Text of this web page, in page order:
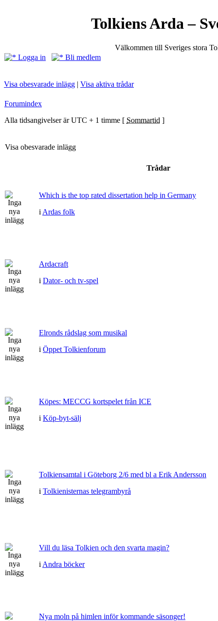
Tolkiens Arda –
Välkommen till Sveriges stora
Logga in
Bli medlem
Visa obesvarade inlägg | Visa aktiva trådar
Forumindex
Alla tidsangivelser är UTC + 1 timme [ Sommartid ]
Visa obesvarade inlägg
Trådar
Which is the top rated dissertation help in Germany
i Ardas folk
Ardacraft
i Dator- och tv-spel
Elronds rådslag som musikal
i Öppet Tolkienforum
Köpes: MECCG kortspelet från ICE
i Köp-byt-sälj
Tolkiensamtal i Göteborg 2/6 med bl a Erik Andersson
i Tolkienisternas telegrambyrå
Vill du läsa Tolkien och den svarta magin?
i Andra böcker
Nya moln på himlen inför kommande säsonger!